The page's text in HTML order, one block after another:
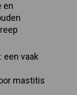
en
een vaak
mastitis